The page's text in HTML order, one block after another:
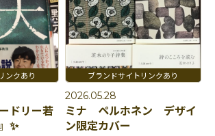
ドリー若
✨
2026.05.28
ミナ ペルホネン デザイ
ン限定カバー